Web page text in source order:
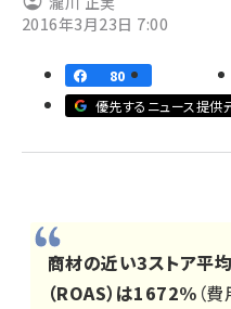
ecbeing (1210)
base (1081)
2016年3月23日 7:00
80
優先するニュース提供
商材の近い3ストア平
（ROAS）は1672% （